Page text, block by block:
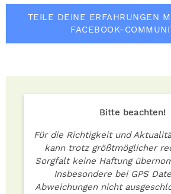
TEILE DEINE ERFAHRUNGEN
FACEBOOK-
Bitte beachten!
Für die Richtigkeit und
kann trotz größtmöglicher
Sorgfalt keine Haftung
Insbesondere bei GPS
Abweichungen nicht